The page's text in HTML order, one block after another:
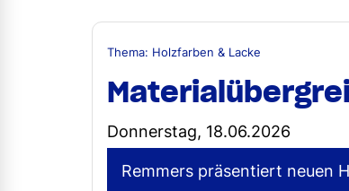
Thema: Holzfarben & Lacke
Donnerstag, 18.06.2026
Remmers präsentiert neuen